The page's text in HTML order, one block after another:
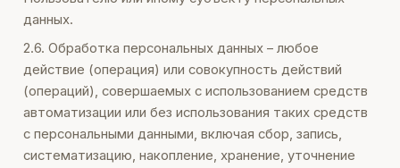
данных.
2.6. Обработка персональных данных – любое
действие (операция) или совокупность действий
(операций), совершаемых с использованием средств
автоматизации или без использования таких средств
с персональными данными, включая сбор, запись,
систематизацию, накопление, хранение, уточнение